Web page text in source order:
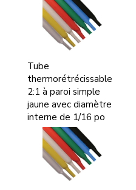
Tube
thermorétrécissable
2:1 à paroi simple
jaune avec diamètre
interne de 1/16 po